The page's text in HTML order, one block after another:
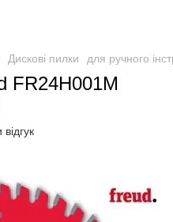
Дискові пилки для ручного
FR24H001M